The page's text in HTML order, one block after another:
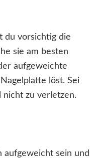
du vorsichtig die
sie am besten
aufgeweichte
löst. Sei
nicht zu verletzen.
aufgeweicht sein und